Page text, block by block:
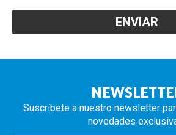
Suscríbete a nuestro newsletter
novedades